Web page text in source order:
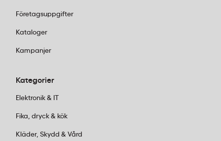
Företagsuppgifter
Kataloger
Kampanjer
Kategorier
Elektronik & IT
Fika, dryck & kök
Kläder, Skydd & Vård